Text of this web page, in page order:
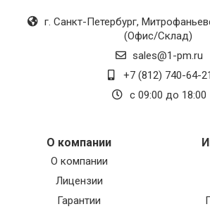
г. Санкт-Петербург,
(Офис/Склад)
sales@1-pm.ru
+7 (812) 740-64-21
с 09:00 до 18:00
О компании
О компании
Лицензии
Гарантии